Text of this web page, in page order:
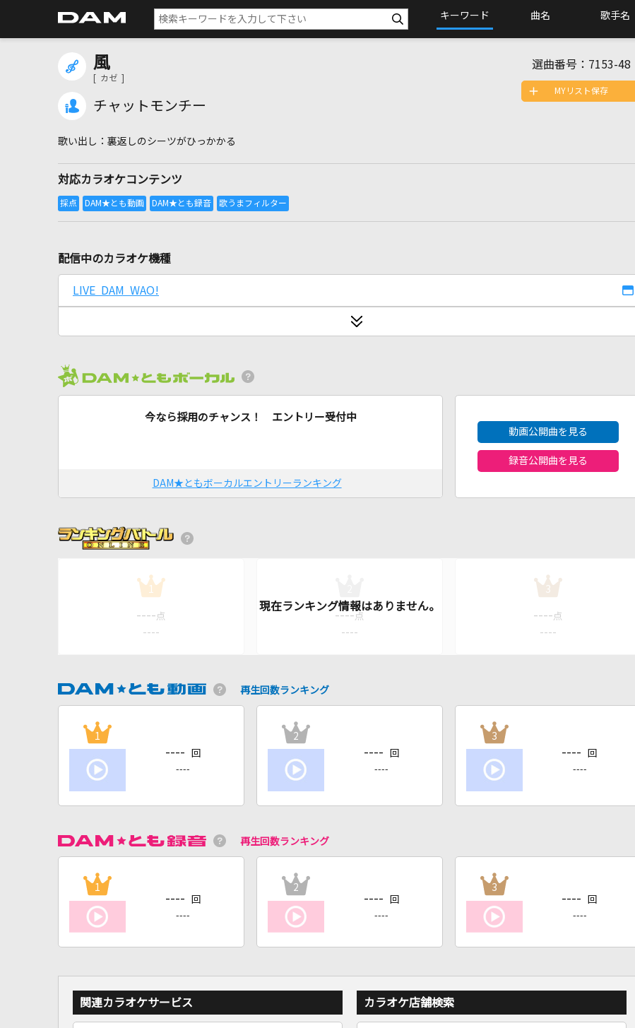
キーワード 曲名 歌手名
風
[ カゼ ]
チャットモンチー
選曲番号： 7153-48
裏返しのシーツがひっかかる
対応カラオケコンテンツ
MYリスト保存
配信中のカラオケ機種
LIVE DAM WAO!
今なら採用のチャンス！ エントリー受付中
DAM★ともボーカルエントリーランキング
動画公開曲を見る
録音公開曲を見る
1
---- 点
----
---- 点
----
3
---- 点
----
再生回数ランキング
1
---- 回
----
2
---- 回
----
3
---- 回
----
再生回数ランキング
1
---- 回
----
2
---- 回
----
3
---- 回
----
関連カラオケサービス カラオケ店舗検索